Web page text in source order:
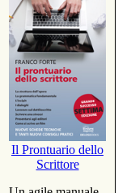
Il Prontuario dello
Scrittore